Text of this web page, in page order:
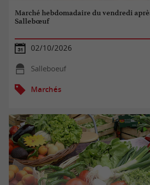
Marché hebdomadaire du vendredi
Sallebœuf
02/10/2026
Salleboeuf
Marchés